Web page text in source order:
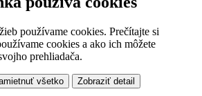
používame cookies. Prečítajte si
cookies a ako ich môžete
prehliadača.
všetko Zobraziť detail